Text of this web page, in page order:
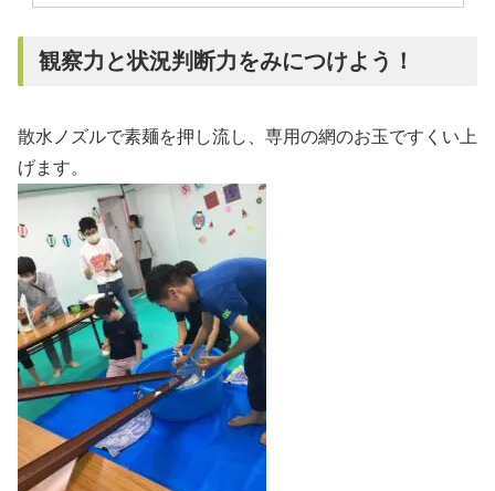
観察力と状況判断力をみにつけよう！
散水ノズルで素麺を押し流し、専用の網のお玉ですくい上
げます。